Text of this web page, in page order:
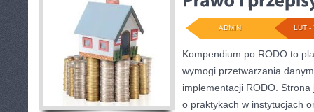
LUT -
ADMIN
Kompendium po RODO to
wymogi przetwarzania
implementacji RODO.
o praktykach w instytucjach